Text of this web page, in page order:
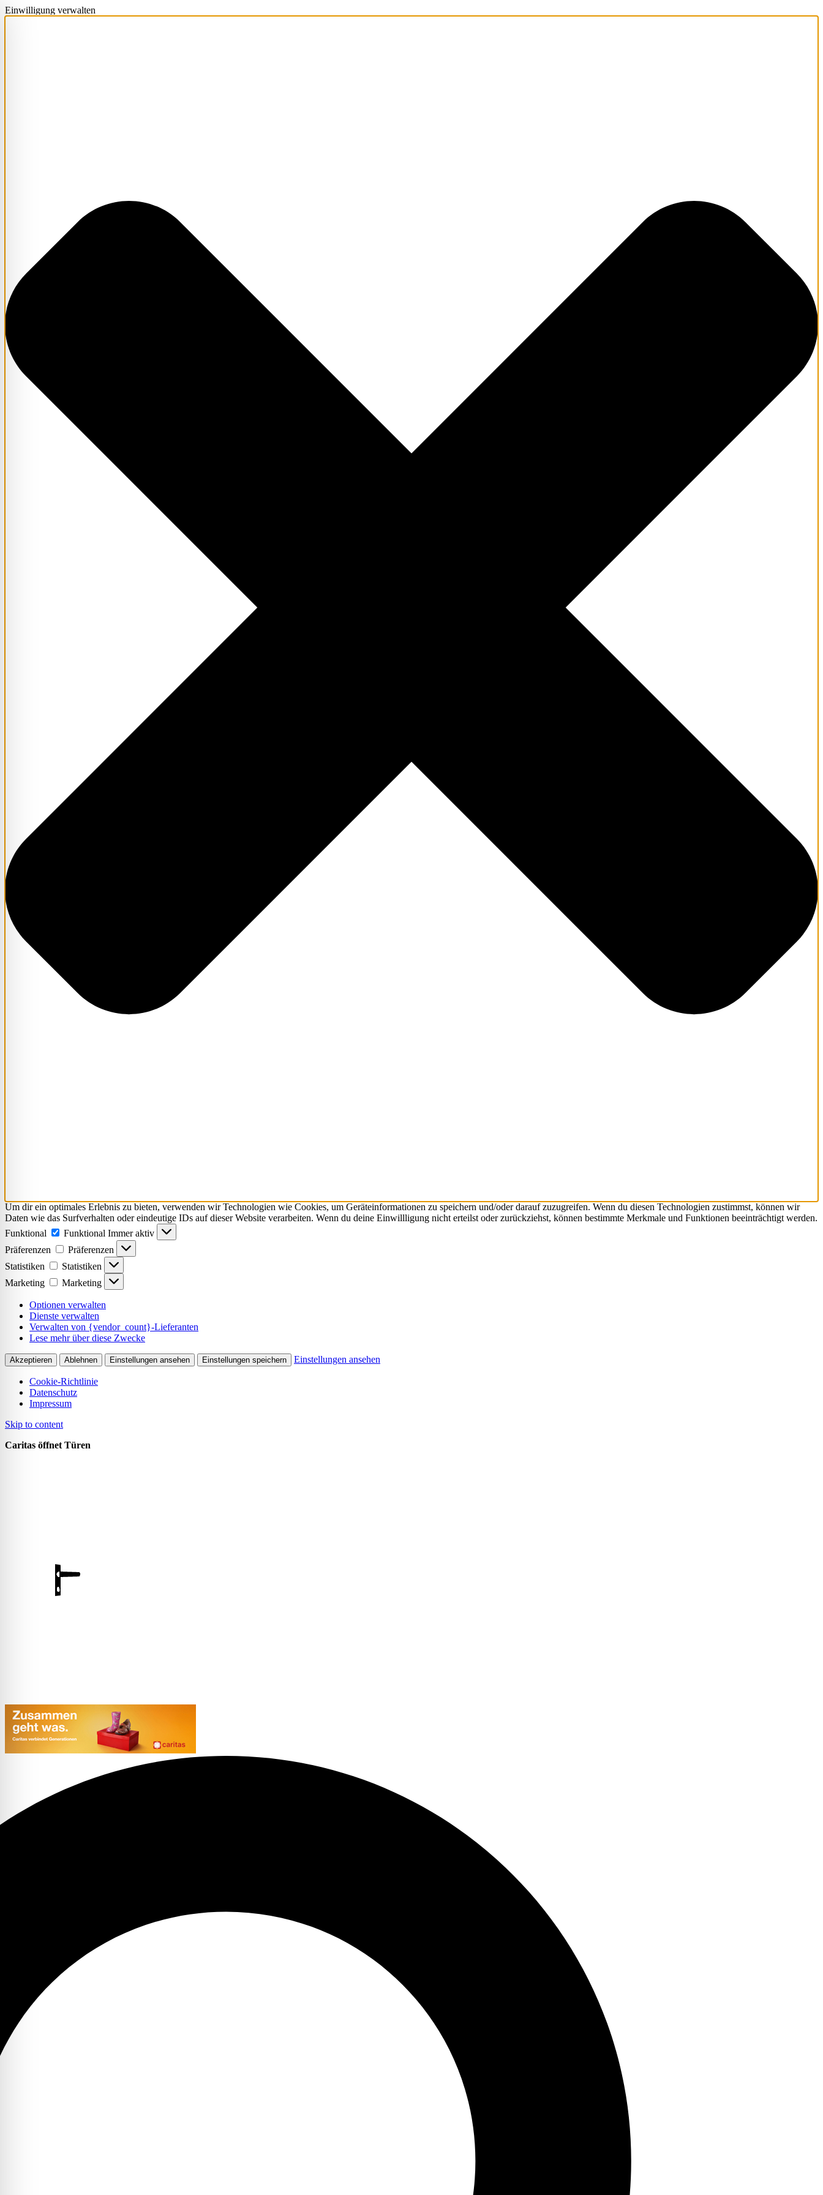
Einwilligung verwalten
Um dir ein optimales Erlebnis zu bieten, verwenden wir Technologien wie Cookies, um Geräteinformationen zu speichern und/oder darauf zuzugreifen. Wenn du diesen Technologien zustimmst, können wir
Daten wie das Surfverhalten oder eindeutige IDs auf dieser Website verarbeiten. Wenn du deine Einwillligung nicht erteilst oder zurückziehst, können bestimmte Merkmale und Funktionen beeinträchtigt werden.
Funktional
Funktional Immer aktiv
Präferenzen
Präferenzen
Statistiken
Statistiken
Marketing
Marketing
Optionen verwalten
Dienste verwalten
Verwalten von {vendor_count}-Lieferanten
Lese mehr über diese Zwecke
Akzeptieren Ablehnen Einstellungen ansehen Einstellungen speichern Einstellungen ansehen
Cookie-Richtlinie
Datenschutz
Impressum
Skip to content
Caritas öffnet Türen